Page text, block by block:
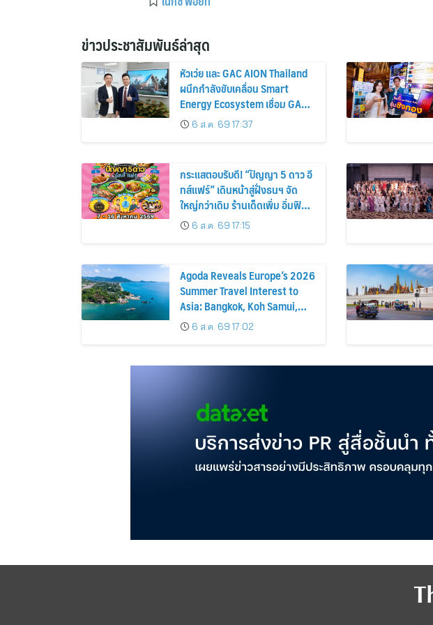
ข่าวประชาสัมพันธ์ล่าสุด
หัวเว่ย และ GAC AION Thailand
ผนึกกำลังขับเคลื่อน Smart
Energy Ecosystem เชื่อม GAC
GN8 PHEV รถยนต์ MPV ระดับ
พรีเมียม เข้ากับพลังงานแสง
6 ส.ค. 69 17:37
กระแสตอบรับดี! “ปัญญา 5 ดาว อี
ทส์แฟร์” เดินหน้าสู่ฝั่งธนฯ จัด
ใหญ่กว่าเดิม ร้านเด็ดเพิ่ม อิ่มฟิน
10 วันเต็ม!
6 ส.ค. 69 17:15
Agoda Reveals Europe’s 2026
Summer Travel Interest to
Asia: Bangkok, Koh Samui,
and Pattaya Among the Top
Cities
6 ส.ค. 69 17:02